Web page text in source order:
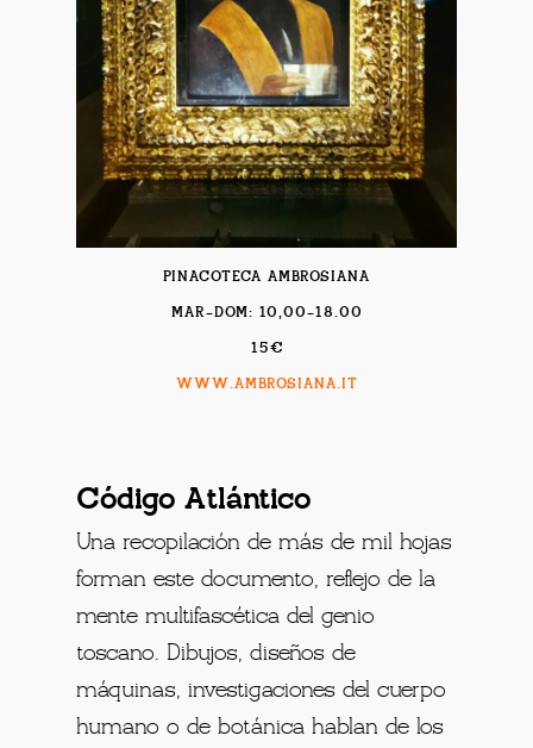
PINACOTECA AMBROSIANA
MAR-DOM: 10,00-18.00
15€
WWW.AMBROSIANA.IT
Código Atlántico
Una recopilación de más de mil hojas
forman este documento, reflejo de la
mente multifascética del genio
toscano. Dibujos, diseños de
máquinas, investigaciones del cuerpo
humano o de botánica hablan de los